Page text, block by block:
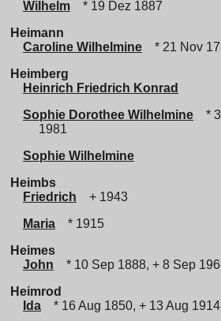
Wilhelm
* 19 Dez 1887
Heimann
Caroline Wilhelmine
* 21 Nov
Heimberg
Heinrich Friedrich Konrad
Sophie Dorothee Wilhelmine
*
1981
Sophie Wilhelmine
Heimbs
Friedrich
+ 1943
Maria
* 1915
Heimes
John
* 10 Sep 1888, + 8 Sep
Heimrod
Ida
* 16 Aug 1850, + 13 Aug 1914